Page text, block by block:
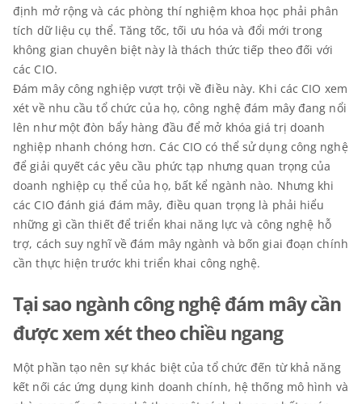
định mở rộng và các phòng thí nghiệm khoa học phải phân
tích dữ liệu cụ thể. Tăng tốc, tối ưu hóa và đổi mới trong
không gian chuyên biệt này là thách thức tiếp theo đối với
các CIO.
Đám mây công nghiệp vượt trội về điều này. Khi các CIO xem
xét về nhu cầu tổ chức của họ, công nghệ đám mây đang nổi
lên như một đòn bẩy hàng đầu để mở khóa giá trị doanh
nghiệp nhanh chóng hơn. Các CIO có thể sử dụng công nghệ
để giải quyết các yêu cầu phức tạp nhưng quan trọng của
doanh nghiệp cụ thể của họ, bất kể ngành nào. Nhưng khi
các CIO đánh giá đám mây, điều quan trọng là phải hiểu
những gì cần thiết để triển khai năng lực và công nghệ hỗ
trợ, cách suy nghĩ về đám mây ngành và bốn giai đoạn chính
cần thực hiện trước khi triển khai công nghệ.
Tại sao ngành công nghệ đám mây cần
được xem xét theo chiều ngang
Một phần tạo nên sự khác biệt của tổ chức đến từ khả năng
kết nối các ứng dụng kinh doanh chính, hệ thống mô hình và